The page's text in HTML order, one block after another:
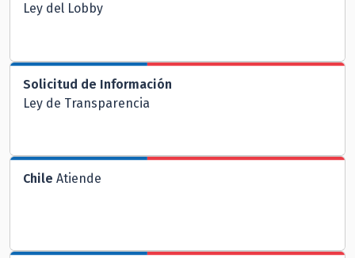
Ley del Lobby
Solicitud de Información
Ley de Transparencia
Chile Atiende